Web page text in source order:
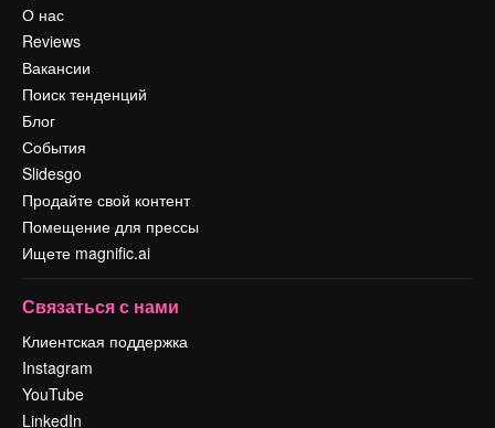
О нас
Reviews
Вакансии
Поиск тенденций
Блог
События
Slidesgo
Продайте свой контент
Помещение для прессы
Ищете magnific.ai
Связаться с нами
Клиентская поддержка
Instagram
YouTube
LinkedIn